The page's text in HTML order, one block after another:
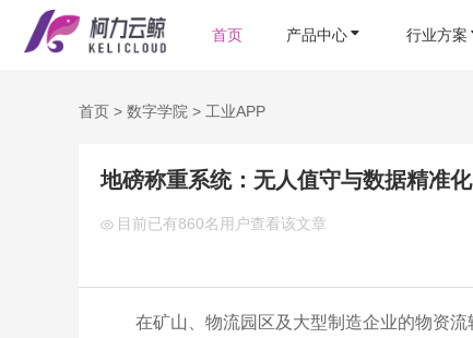
首页 产品中心 行业方案
首页 > 数字学院 > 工业APP
地磅称重系统：无人值守与数据精准
目前已有860名用户查看该文章
在矿山、物流园区及大型制造企业的物资流